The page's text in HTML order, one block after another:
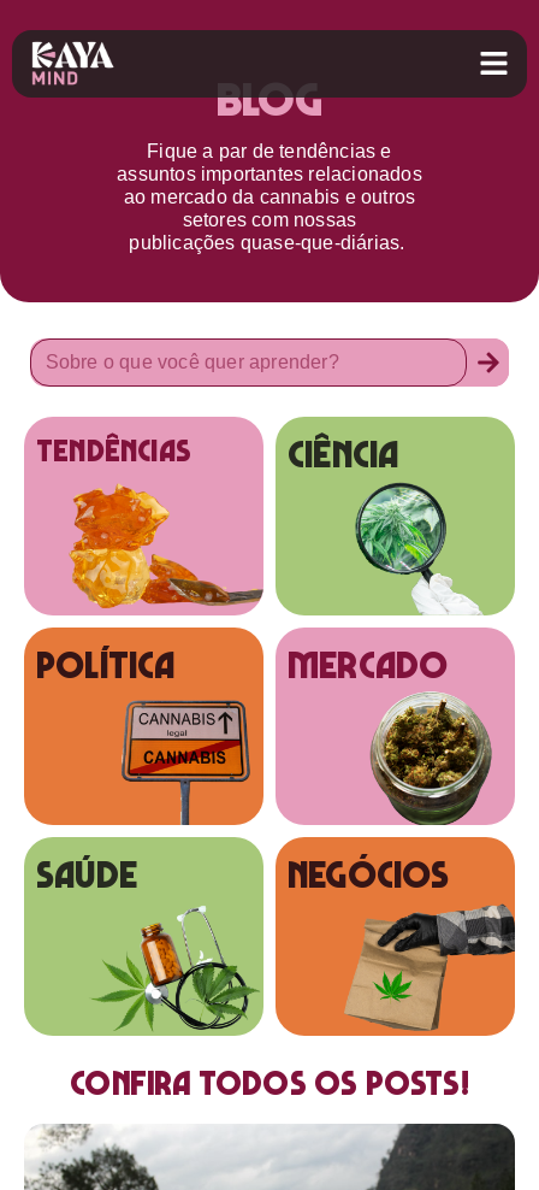
Blog
Fique a par detendências e
assuntos importantes relacionados
ao mercado da cannabis e outros
setorescom nossas
publicações quase-que-diárias.
tendências Ciência
Política MERCADO
SAÚDE NEGÓCIOS
Confira todos os posts!